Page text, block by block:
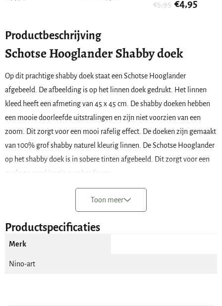
Productbeschrijving
Schotse Hooglander Shabby doek
Op dit prachtige shabby doek staat een Schotse Hooglander
afgebeeld. De afbeelding is op het linnen doek gedrukt. Het linnen
kleed heeft een afmeting van 45 x 45 cm. De shabby doeken hebben
een mooie doorleefde uitstralingen en zijn niet voorzien van een
zoom. Dit zorgt voor een mooi rafelig effect. De doeken zijn gemaakt
van 100% grof shabby naturel kleurig linnen. De Schotse Hooglander
op het shabby doek is in sobere tinten afgebeeld. Dit zorgt voor een
perfecte combinatie met het linnen.
Wat is een shabby doek en wat kan je er
mee doen?
gedrukt. Maar er zijn ook shabby doeken zonder afbeelding
Toon meer
Productspecificaties
Merk
Nino-art
€5,95 €4,95